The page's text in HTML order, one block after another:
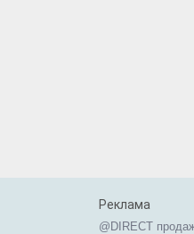
Реклама
@DIRECT